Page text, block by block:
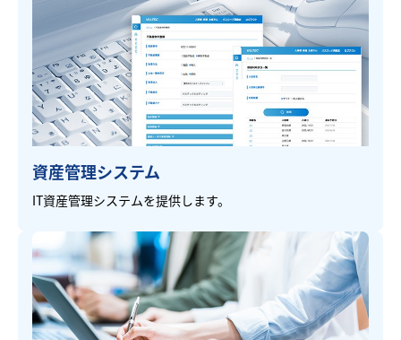
資産管理システム
IT資産管理システムを提供します。